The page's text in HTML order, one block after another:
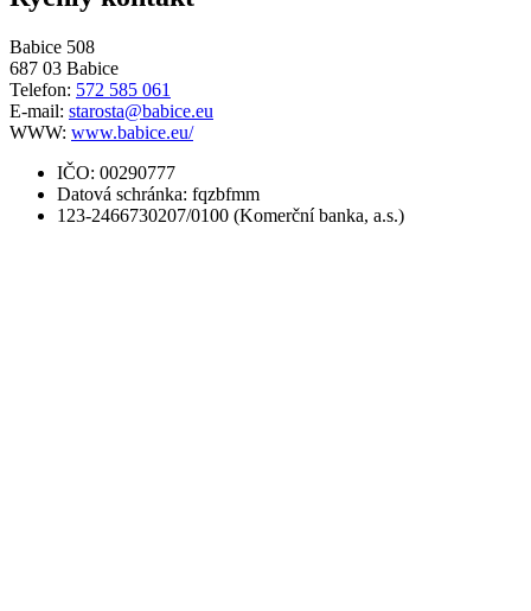
Babice 508
687 03 Babice
Telefon: 572 585 061
E-mail: starosta@babice.eu
WWW: www.babice.eu/
IČO: 00290777
Datová schránka: fqzbfmm
123-2466730207/0100 (Komerční banka, a.s.)